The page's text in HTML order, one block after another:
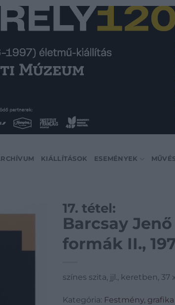
KIÁLLÍTÁSOK ESEMÉNYEK
17. tétel:
Barcsay
formák II.,
színes szita, jjl., keretben, 37
Kategória: Festmény, grafika